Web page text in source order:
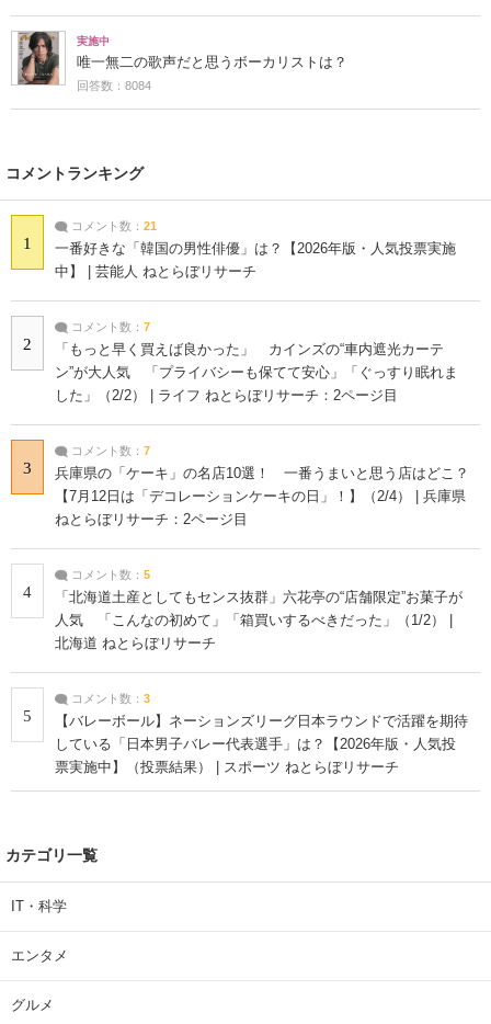
実施中
唯一無二の歌声だと思うボーカリストは？
回答数：8084
コメントランキング
1
コメント数： 21
一番好きな「韓国の男性俳優」は？【2026年版・人気投票実施
中】 | 芸能人 ねとらぼリサーチ
2
コメント数： 7
「もっと早く買えば良かった」 カインズの“車内遮光カーテ
ン”が大人気 「プライバシーも保てて安心」「ぐっすり眠れま
した」（2/2） | ライフ ねとらぼリサーチ：2ページ目
3
コメント数： 7
兵庫県の「ケーキ」の名店10選！ 一番うまいと思う店はどこ？
【7月12日は「デコレーションケーキの日」！】（2/4） | 兵庫県
ねとらぼリサーチ：2ページ目
4
コメント数： 5
「北海道土産としてもセンス抜群」六花亭の“店舗限定”お菓子が
人気 「こんなの初めて」「箱買いするべきだった」（1/2） |
北海道 ねとらぼリサーチ
5
コメント数： 3
【バレーボール】ネーションズリーグ日本ラウンドで活躍を期待
している「日本男子バレー代表選手」は？【2026年版・人気投
票実施中】（投票結果） | スポーツ ねとらぼリサーチ
カテゴリ一覧
IT・科学
エンタメ
グルメ